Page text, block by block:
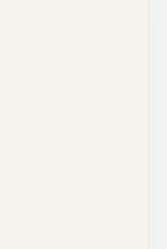
.   .   .   :   .
.   .   .   .   x
.   :   .   .   .
.   .   x   .   .
.   .   .   .   .
.   .   .   .   .
.   x   .   .   .
.   .   .   x   .
.   .   :   .   .
.   :   .   .   .
.   .   .   .   +